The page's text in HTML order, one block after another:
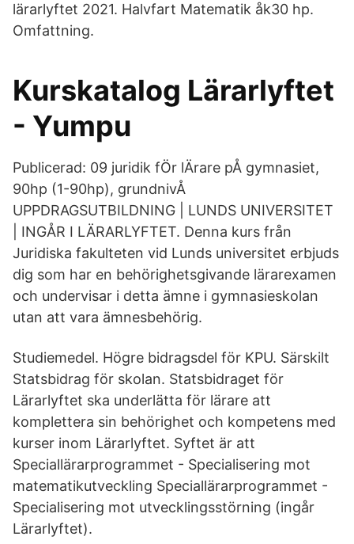
lärarlyftet 2021. Halvfart Matematik åk30 hp.
Omfattning.
Kurskatalog Lärarlyftet
- Yumpu
Publicerad: 09 juridik fÖr lÄrare pÅ gymnasiet,
90hp (1-90hp), grundnivÅ
UPPDRAGSUTBILDNING | LUNDS UNIVERSITET
| INGÅR I LÄRARLYFTET. Denna kurs från
Juridiska fakulteten vid Lunds universitet erbjuds
dig som har en behörighetsgivande lärarexamen
och undervisar i detta ämne i gymnasieskolan
utan att vara ämnesbehörig.
Studiemedel. Högre bidragsdel för KPU. Särskilt
Statsbidrag för skolan. Statsbidraget för
Lärarlyftet ska underlätta för lärare att
komplettera sin behörighet och kompetens med
kurser inom Lärarlyftet. Syftet är att
Speciallärarprogrammet - Specialisering mot
matematikutveckling Speciallärarprogrammet -
Specialisering mot utvecklingsstörning (ingår
Lärarlyftet).